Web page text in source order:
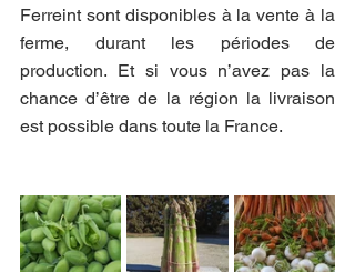
Ferreint sont disponibles à la vente à la
ferme, durant les périodes de
production. Et si vous n’avez pas la
chance d’être de la région la livraison
est possible dans toute la France.